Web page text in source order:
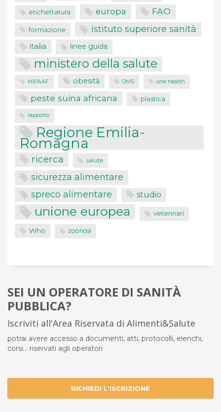
etichettatura europa FAO
formazione istituto superiore sanità
italia linee guida
ministero della salute
MIPAAF obesità OMS one health
peste suina africana plastica
rapporto
Regione Emilia-
Romagna
ricerca salute
sicurezza alimentare
spreco alimentare studio
unione europea veterinari
Who zoonosi
SEI UN OPERATORE DI SANITÀ
PUBBLICA?
Iscriviti all'Area Riservata di Alimenti&Salute
potrai avere accesso a documenti, atti, protocolli, elenchi,
corsi... riservati agli operatori
RICHIEDI L'ISCRIZIONE